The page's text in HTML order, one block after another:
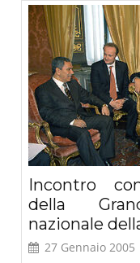
Incontro
della
nazionale
27 Gennaio 2005